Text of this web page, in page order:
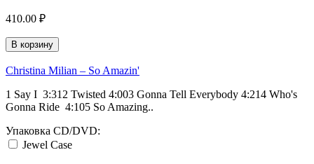
410.00 ₽
В корзину
Christina Milian ‎– So Amazin'
1 Say I 3:312 Twisted 4:003 Gonna Tell Everybody 4:214 Who's
Gonna Ride 4:105 So Amazing..
Упаковка CD/DVD:
Jewel Case